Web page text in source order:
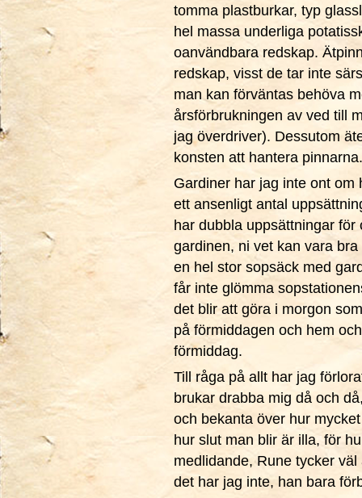
tomma plastburkar, typ
hel massa underliga
oanvändbara redskap.
redskap, visst de tar inte
man kan förväntas behöva
årsförbrukningen av ved till
jag överdriver). Dessutom
konsten att hantera pinnarna.
Gardiner har jag inte ont om
ett ansenligt antal
har dubbla uppsättningar
gardinen, ni vet kan vara
en hel stor sopsäck med
får inte glömma
det blir att göra i morgon
på förmiddagen och hem
förmiddag.
Till råga på allt har jag
brukar drabba mig då och
och bekanta över hur
hur slut man blir är illa, för
medlidande, Rune tycker
det har jag inte, han bara